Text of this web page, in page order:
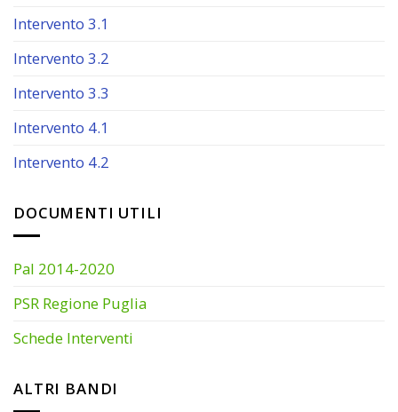
Intervento 3.1
Intervento 3.2
Intervento 3.3
Intervento 4.1
Intervento 4.2
DOCUMENTI UTILI
Pal 2014-2020
PSR Regione Puglia
Schede Interventi
ALTRI BANDI